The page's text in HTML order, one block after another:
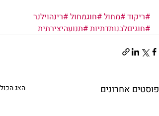
#ריקוד#מחול#חוגמחול#רינהוילנר
#חוגיםלבנותדתיות#תנועהיצירתית
פוסטים אחרונים הצג הכול